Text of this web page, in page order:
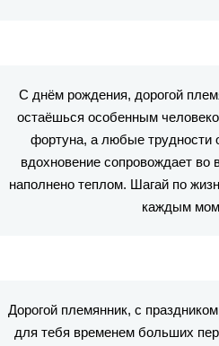
С днём рождения, дорогой
остаёшься особенным
фортуна, а любые трудности
вдохновение сопровождает во
наполнено теплом. Шагай по
каждым
Дорогой племянник, с
для тебя временем больших